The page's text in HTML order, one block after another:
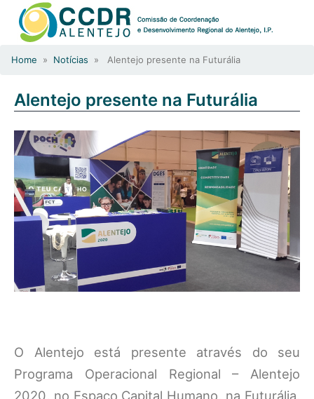
Home » Notícias » Alentejo presente na Futurália
Alentejo presente na Futurália
O Alentejo está presente através do seu
Programa Operacional Regional – Alentejo
2020, no Espaço Capital Humano, na Futurália,